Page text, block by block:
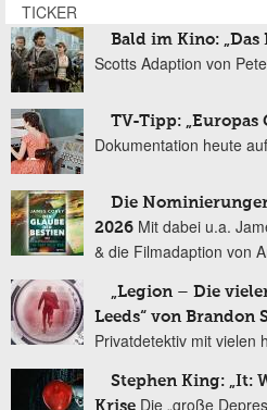
TICKER
Bald im Kino: „Das
Scotts Adaption von
TV-Tipp: „Europas
Dokumentation heute
Die
2026 Mit dabei u.a.
& die Filmadaption von
„Legion – Die
Leeds“ von Brandon
Privatdetektiv mit vielen
Stephen King: „It:
Krise Die „große